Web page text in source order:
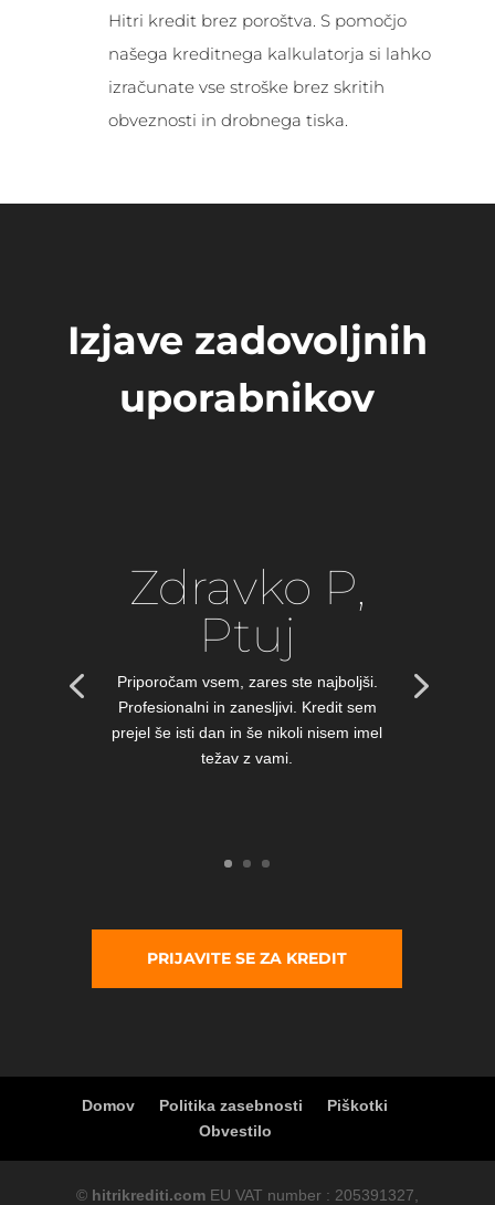
Hitri kredit brez poroštva. S pomočjo
našega kreditnega kalkulatorja si lahko
izračunate vse stroške brez skritih
obveznosti in drobnega tiska.
Izjave zadovoljnih
uporabnikov
Zdravko P,
Ptuj
Priporočam vsem, zares ste najboljši.
Profesionalni in zanesljivi. Kredit sem
prejel še isti dan in še nikoli nisem imel
težav z vami.
PRIJAVITE SE ZA KREDIT
Domov Politika zasebnosti
Piškotki
Obvestilo
© hitrikrediti.comEU VAT number : 205391327,